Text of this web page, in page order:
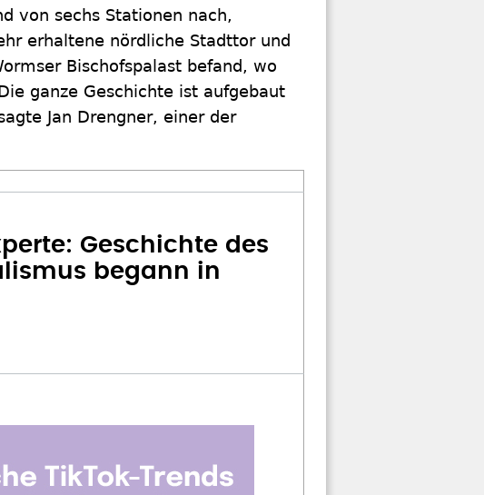
von sechs Stationen nach,
erhaltene nördliche Stadttor und
Bischofspalast befand, wo
ganze Geschichte ist aufgebaut
Jan Drengner, einer der
Geschichte des
begann in